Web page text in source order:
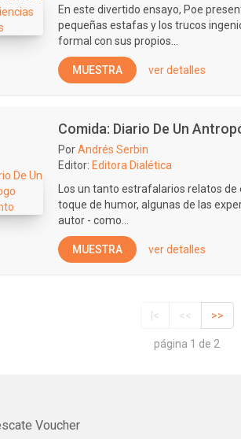
En este divertido ensayo, Poe
pequeñas estafas y los trucos
formal con sus propios...
MUESTRA ver detalles
Comida: Diario De Un
PorAndrés Serbin
Editor: Editora Dialética
Los un tanto estrafalarios relatos
toque de humor, algunas de las
autor - como...
MUESTRA ver detalles
|< << >>
página 1 de 2
Voucher